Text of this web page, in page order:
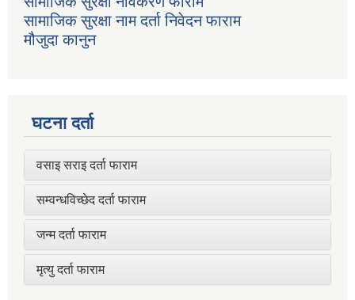
सामाजिक सुरक्षा नाम दर्ता निवेदन फाराम
मौजुदा कानुन
घटना दर्ता
वसाइ सराइ दर्ता फाराम
सम्वन्धविच्छेद दर्ता फाराम
जन्म दर्ता फाराम
मृत्यु दर्ता फाराम